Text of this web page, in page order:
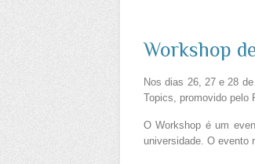
Workshop
Nos dias 26, 27 e 28
Topics, promovido pelo
O Workshop é um
universidade. O evento